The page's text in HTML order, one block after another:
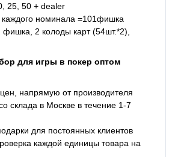
25, 50 + dealer
каждого номинала =101фишка
фишка, 2 колоды карт (54шт.*2),
для игры в покер оптом
напрямую от производителя
склада в Москве в течение 1-7
для постоянных клиентов
каждой единицы товара на